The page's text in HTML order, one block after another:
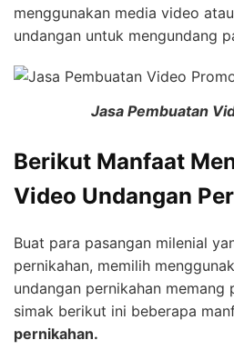
menggunakan media video
undangan untuk mengundang
Jasa Pembuatan
Berikut Manfaat
Video Undangan
Buat para pasangan milenial
pernikahan, memilih
undangan pernikahan memang
simak berikut ini beberapa
pernikahan.